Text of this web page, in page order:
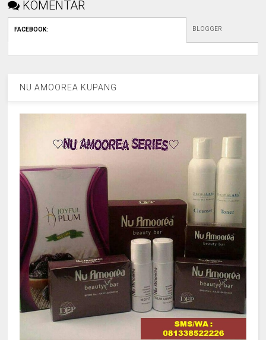
KOMENTAR
FACEBOOK: BLOGGER
NU AMOOREA KUPANG